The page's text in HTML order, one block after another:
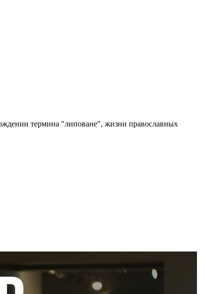
термина "липоване", жизни православных